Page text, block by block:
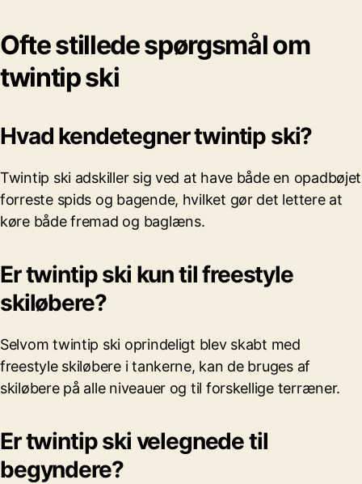
Ofte stillede spørgsmål om
twintip ski
Hvad kendetegner twintip ski?
Twintip ski adskiller sig ved at have både en opadbøjet
forreste spids og bagende, hvilket gør det lettere at
køre både fremad og baglæns.
Er twintip ski kun til freestyle
skiløbere?
Selvom twintip ski oprindeligt blev skabt med
freestyle skiløbere i tankerne, kan de bruges af
skiløbere på alle niveauer og til forskellige terræner.
Er twintip ski velegnede til
begyndere?